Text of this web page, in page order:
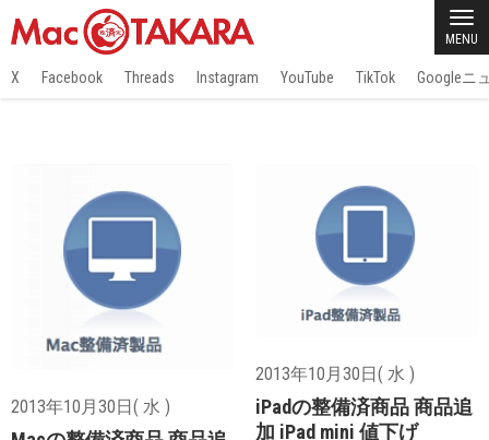
MENU
X Facebook Threads Instagram YouTube TikTok Googleニ
2013年10月30日( 水 )
2013年10月30日( 水 )
iPadの整備済商品 商品追
加 iPad mini 値下げ